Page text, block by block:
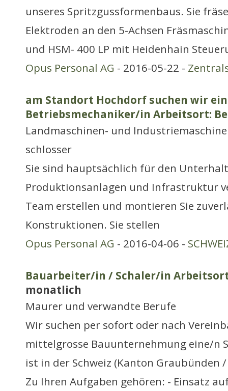
unseres Spritzgussformenbaus. Sie
Elektroden an den 5-Achsen
und HSM- 400 LP mit Heidenhain
Opus Personal AG - 2016-05-22 -
am Standort Hochdorf suchen wir
Betriebsmechaniker/in Arbeitsort:
Landmaschinen- und
schlosser
Sie sind hauptsächlich für den
Produktionsanlagen und Infrastruktur
Team erstellen und montieren Sie
Konstruktionen. Sie stellen
Opus Personal AG - 2016-04-06 -
Bauarbeiter/in / Schaler/in
monatlich
Maurer und verwandte Berufe
Wir suchen per sofort oder nach
mittelgrosse Bauunternehmung eine/n
ist in der Schweiz (Kanton Graubünden
Zu Ihren Aufgaben gehören: - Einsatz